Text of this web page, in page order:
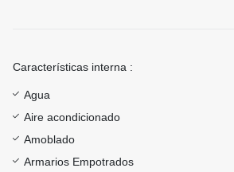
Características interna :
Agua
Aire acondicionado
Amoblado
Armarios Empotrados